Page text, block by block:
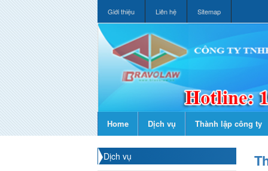
Giới thiệu Liên hệ Sitemap
Home Dịch vụ Thành lập công ty
Dịch vụ